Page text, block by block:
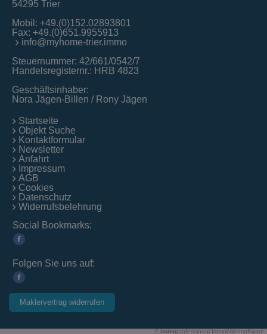
54295 Trier
Mobil: +49.(0)152.02893801
Fax: +49.(0)651.9955913
info@myhome-trier.immo
Steuernummer: 42/661/0542/7
Handelsregisternr.: HRB 4823
Geschäftsinhaber:
Nora Jägen-Billen / Rony Jägen
Startseite
Objekt Suche
Kontaktformular
Newsletter
Anfahrt
Impressum
AGB
Cookies
Datenschutz
Widerrufsbelehrung
Social Bookmarks:
Folgen Sie uns auf:
Maklervertrag widerrufen
© immoprofessional Immobiliensoftware